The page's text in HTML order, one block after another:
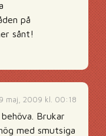
på
sånt!
maj, 2009 kl. 00:18
Brukar
med smutsiga